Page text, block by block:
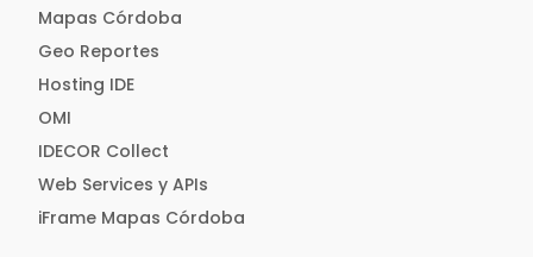
Mapas Córdoba
Geo Reportes
Hosting IDE
OMI
IDECOR Collect
Web Services y APIs
iFrame Mapas Córdoba